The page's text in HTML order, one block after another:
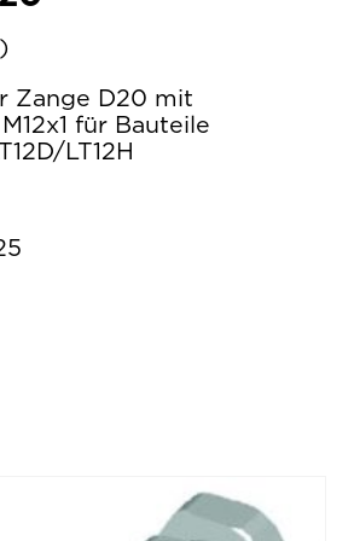
Zange D20 mit
für Bauteile
LT12H